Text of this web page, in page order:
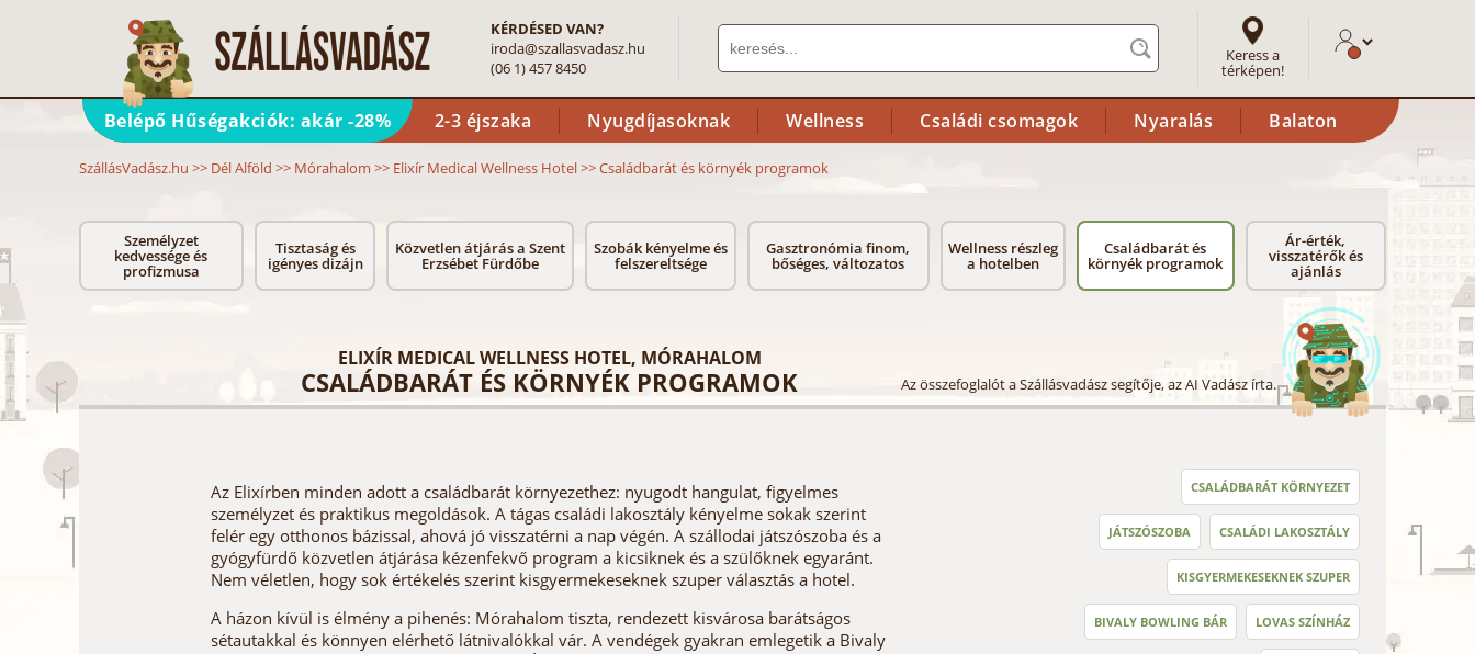
KÉRDÉSED VAN?
iroda@szallasvadasz.hu
(06 1) 457 8450
Keress a
térképen!
Belépő Hűségakciók: akár -28% 2-3 éjszaka Nyugdíjasoknak Wellness Családi csomagok Nyaralás Balaton
SzállásVadász.hu >> Dél Alföld >> Mórahalom >> Elixír Medical Wellness Hotel>>Családbarát és környék programok
Személyzet
kedvessége és
profizmusa
Tisztaság és
igényes dizájn
Közvetlen átjárás a Szent
Erzsébet Fürdőbe
Szobák kényelme és
felszereltsége
Gasztronómia finom,
bőséges, változatos
Wellness részleg
a hotelben
Családbarát és
környék programok
Ár-érték,
visszatérők és
ajánlás
ELIXÍR MEDICAL WELLNESS HOTEL, MÓRAHALOM
CSALÁDBARÁT ÉS KÖRNYÉK PROGRAMOK Az összefoglalót a Szállásvadász segítője, az AI Vadász írta.
Az Elixírben minden adott a családbarát környezethez: nyugodt hangulat, figyelmes
személyzet és praktikus megoldások. A tágas családi lakosztály kényelme sokak szerint
felér egy otthonos bázissal, ahová jó visszatérni a nap végén. A szállodai játszószoba és a
gyógyfürdő közvetlen átjárása kézenfekvő program a kicsiknek és a szülőknek egyaránt.
Nem véletlen, hogy sok értékelés szerint kisgyermekeseknek szuper választás a hotel.
A házon kívül is élmény a pihenés: Mórahalom tiszta, rendezett kisvárosa barátságos
sétautakkal és könnyen elérhető látnivalókkal vár. A vendégek gyakran emlegetik a Bivaly
CSALÁDBARÁT KÖRNYEZET
JÁTSZÓSZOBA CSALÁDI LAKOSZTÁLY
KISGYERMEKESEKNEK SZUPER
BIVALY BOWLING BÁR LOVAS SZÍNHÁZ